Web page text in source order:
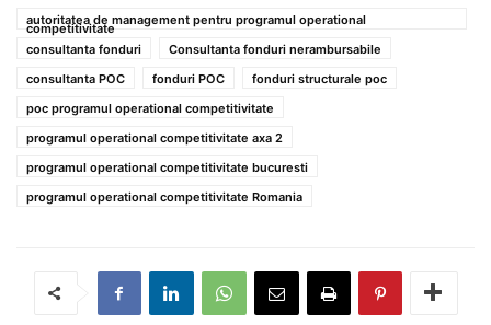
autoritatea de management pentru programul operational
competitivitate
consultanta fonduri
Consultanta fonduri nerambursabile
consultanta POC
fonduri POC
fonduri structurale poc
poc programul operational competitivitate
programul operational competitivitate axa 2
programul operational competitivitate bucuresti
programul operational competitivitate Romania